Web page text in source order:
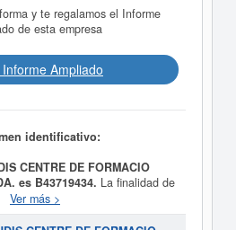
y te regalamos el Informe
de esta empresa
Ampliado
identificativo:
CENTRE DE FORMACIO
es B43719434. La finalidad de
CENTRE DE FORMACIO
es IMPARTIR CURSOS DE
Ver más >